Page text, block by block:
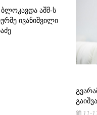
ᲑᲚᲝᲙᲐᲕᲓᲐ ᲐᲨᲨ-Ს
ᲘᲕᲐᲜᲘᲨᲕᲘᲚᲘ